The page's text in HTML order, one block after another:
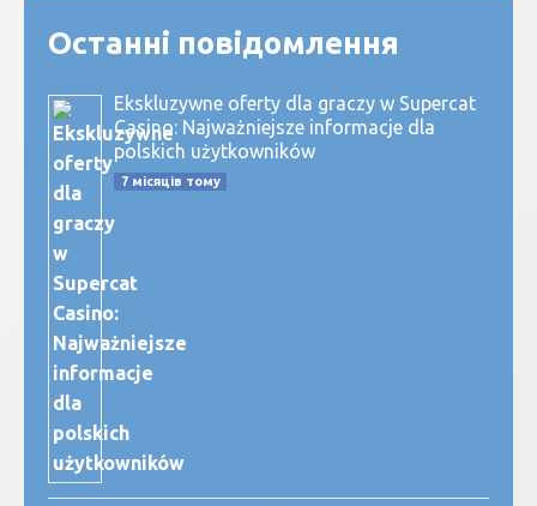
Останні повідомлення
Ekskluzywne oferty dla graczy w Supercat
Casino: Najważniejsze informacje dla
polskich użytkowników
7 місяців тому